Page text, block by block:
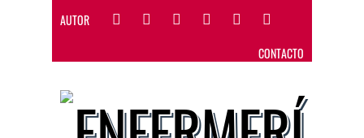
AUTOR
CONTACTO